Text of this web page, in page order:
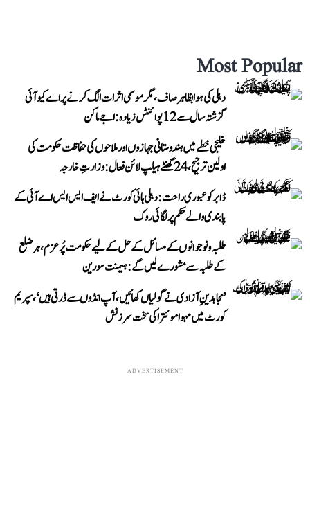
Most Popular
دہلی کی ہوا بظاہر صاف، مگر موسمی اثرات الگ کرنے پر اے کیو آئی
گزشتہ سال سے 12 پوائنٹس زیادہ: اجے ماکن
خلیجی خطے میں ہندوستانی جہازوں اور ملاحوں کی حفاظت حکومت کی
اولین ترجیح، 24 گھنٹے ہیلپ لائن فعال: وزارتِ خارجہ
ڈابر کو عبوری راحت: دہلی ہائی کورٹ نے ایف ایس ایس اے آئی کے
پابندی والے حکم پر لگائی روک
طلبہ و نوجوانوں کے مسائل کے حل کے لیے حکومت پُرعزم، ہر ضلع
کے طلبہ سے مشورے لیں گے: ہیمنت سورین
’مجاہدینِ آزادی نے گولیاں کھائیں، آپ انڈوں سے ڈرتی ہیں‘، سپریم
کورٹ میں مہوا موئترا کی سخت سرزنش
ADVERTISEMENT